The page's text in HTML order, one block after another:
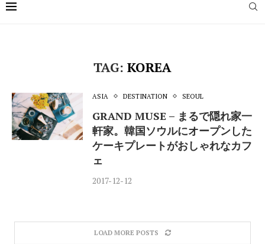
TAG: KOREA
ASIA DESTINATION SEOUL
GRAND MUSE – まるで隠れ家一
軒家。韓国ソウルにオープンした
ケーキプレートがおしゃれなカフ
ェ
2017-12-12
LOAD MORE POSTS